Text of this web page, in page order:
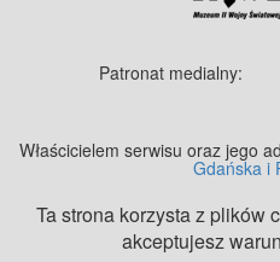
Patronat medialny:
Właścicielem serwisu oraz jego
Gdańska i
Ta strona korzysta z plików
akceptujesz